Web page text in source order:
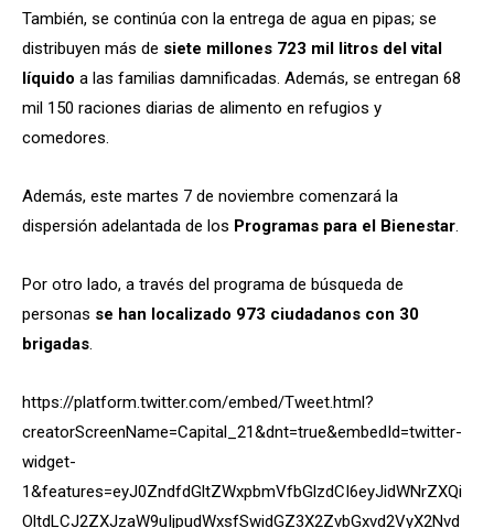
También, se continúa con la entrega de agua en pipas; se
distribuyen más de siete millones 723 mil litros del vital
líquido a las familias damnificadas. Además, se entregan 68
mil 150 raciones diarias de alimento en refugios y
comedores.
Además, este martes 7 de noviembre comenzará la
dispersión adelantada de los Programas para el Bienestar.
Por otro lado, a través del programa de búsqueda de
personas se han localizado 973 ciudadanos con 30
brigadas.
https://platform.twitter.com/embed/Tweet.html?
creatorScreenName=Capital_21&dnt=true&embedId=twitter-
widget-
1&features=eyJ0ZndfdGltZWxpbmVfbGlzdCI6eyJidWNrZXQi
OltdLCJ2ZXJzaW9uIjpudWxsfSwidGZ3X2ZvbGxvd2VyX2Nvd